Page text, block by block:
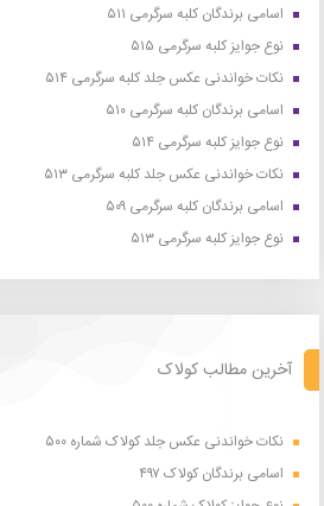
اسامی برندگان کلبه سرگرمی ۵۱۱
نوع جوایز کلبه سرگرمی ۵۱۵
نکات خواندنی عکس جلد کلبه سرگرمی ۵۱۴
اسامی برندگان کلبه سرگرمی ۵۱۰
نوع جوایز کلبه سرگرمی ۵۱۴
نکات خواندنی عکس جلد کلبه سرگرمی ۵۱۳
اسامی برندگان کلبه سرگرمی ۵۰۹
نوع جوایز کلبه سرگرمی ۵۱۳
آخرین مطالب کولاک
نکات خواندنی عکس جلد کولاک شماره ۵۰۰
اسامی برندگان کولاک ۴۹۷